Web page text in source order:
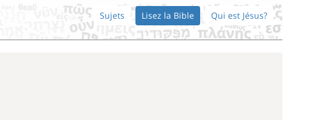
Sujets Lisez la Bible Qui est Jésus?